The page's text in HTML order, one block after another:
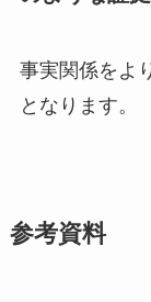
事実関係をよ
となります。
参考資料